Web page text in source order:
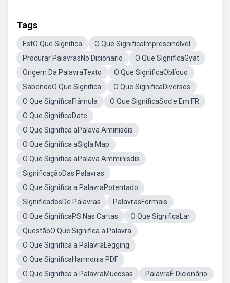
Tags
EstO Que Significa
O Que SignificaImprescindível
Procurar PalavrasNo Dicionario
O Que SignificaGyat
Origem Da PalavraTexto
O Que SignificaOblíquo
SabendoO Que Significa
O Que SignificaDiversos
O Que SignificaFlâmula
O Que SignificaSocle Em FR
O Que SignificaDate
O Que Significa aPalava Aminisdis
O Que Significa aSigla Map
O Que Significa aPalava Amminisdis
SignificaçãoDas Palavras
O Que Significa a PalavraPotentado
SignificadosDe Palavras
PalavrasFormais
O Que SignificaPS Nas Cartas
O Que SignificaLar
QuestãoO Que Significa a Palavra
O Que Significa a PalavraLegging
O Que SignificaHarmonia PDF
O Que Significa a PalavraMucosas
PalavraÉ Dicionário